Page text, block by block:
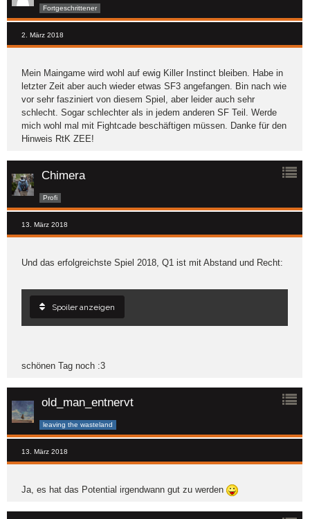
Fortgeschrittener
2. März 2018
Mein Maingame wird wohl auf ewig Killer Instinct bleiben. Habe in
letzter Zeit aber auch wieder etwas SF3 angefangen. Bin nach wie
vor sehr fasziniert von diesem Spiel, aber leider auch sehr
schlecht. Sogar schlechter als in jedem anderen SF Teil. Werde
mich wohl mal mit Fightcade beschäftigen müssen. Danke für den
Hinweis RtK ZEE!
Chimera
Profi
13. März 2018
Und das erfolgreichste Spiel 2018, Q1 ist mit Abstand und Recht:
Spoiler anzeigen
schönen Tag noch :3
old_man_entnervt
leaving the wasteland
13. März 2018
Ja, es hat das Potential irgendwann gut zu werden